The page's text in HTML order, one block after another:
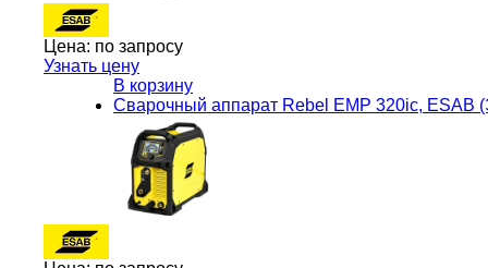
Цена: по запросу
Узнать цену
В корзину
Сварочный аппарат Rebel EMP 320ic, ESAB